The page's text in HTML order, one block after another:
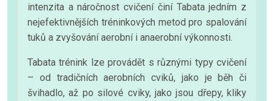
intenzita a náročnost cvičení činí Tabata jedním z
nejefektivnějších tréninkových metod pro spalování
tuků a zvyšování aerobní i anaerobní výkonnosti.
Tabata trénink lze provádět s různými typy cvičení
– od tradičních aerobních cviků, jako je běh či
švihadlo, až po silové cviky, jako jsou dřepy, kliky